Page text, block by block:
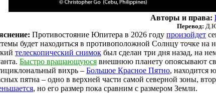
Авторы и права:
Перевод:
Противостояние Юпитера в 2026 году произойдет
будет находиться в противоположной Солнцу точке на
телескопический снимок был сделан три дня назад, на
Быстро вращающуюся внешнюю планету опоясывают
вихрь – Большое Красное Пятно, находится
пятна – одно в верхней части самой северной зоны,
, но его размер пока сравним с размером Земли.